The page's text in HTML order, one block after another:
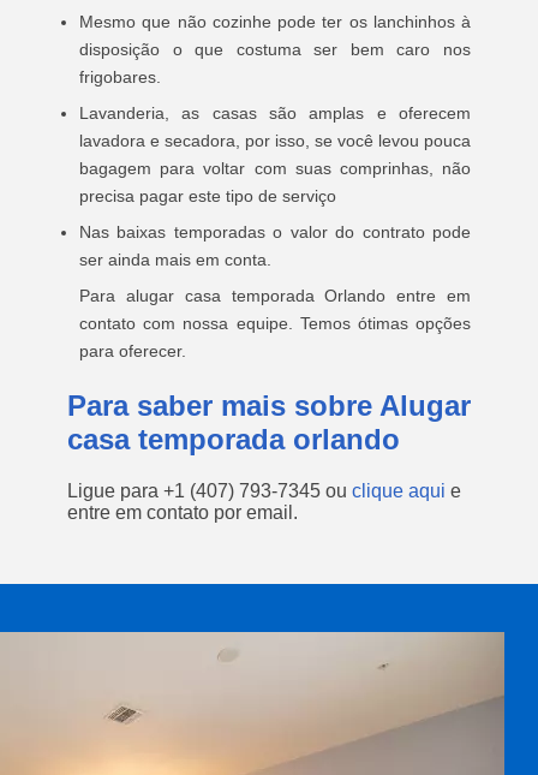
Mesmo que não cozinhe pode ter os lanchinhos à
disposição o que costuma ser bem caro nos
frigobares.
Lavanderia, as casas são amplas e oferecem
lavadora e secadora, por isso, se você levou pouca
bagagem para voltar com suas comprinhas, não
precisa pagar este tipo de serviço
Nas baixas temporadas o valor do contrato pode
ser ainda mais em conta.
Para alugar casa temporada Orlando entre em
contato com nossa equipe. Temos ótimas opções
para oferecer.
Para saber mais sobre Alugar
casa temporada orlando
Ligue para +1 (407) 793-7345 ou clique aqui e
entre em contato por email.